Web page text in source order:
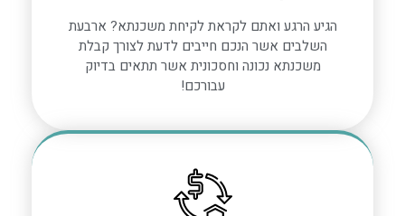
הגיע הרגע ואתם לקראת לקיחת משכנתא? ארבעת
השלבים אשר הנכם חייבים לדעת לצורך קבלת
משכנתא נכונה וחסכונית אשר תתאים בדיוק
עבורכם!